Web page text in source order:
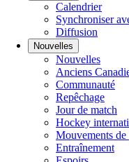
Calendrier
Synchroniser
Diffusion
Nouvelles
Nouvelles
Anciens
Communauté
Repêchage
Jour de match
Hockey
Mouvements de
Entraînement